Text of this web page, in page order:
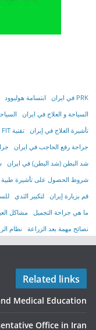
PRK في ايران ابتسامة هوليوود
السياحة و العلاج في ايران
تأشیرة العلاج في إیران
تقنية FIT للشعر
جراحة رفع الحاجب في ايران
شد البطن (شد البطن) في ايران
شروط الحصول على تأشیرة طبیة
قم بزيارة إيران
لتكبير الثدي
ما هي جراحة التجميل
مشاكل
نصائح مهمة بعد الزراعة
نظام
Related links
Medical Education
Office in Iran